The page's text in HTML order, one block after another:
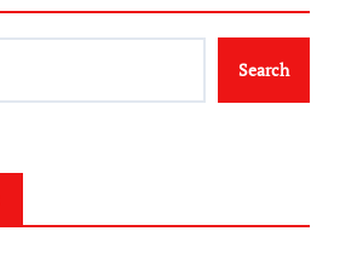
Search